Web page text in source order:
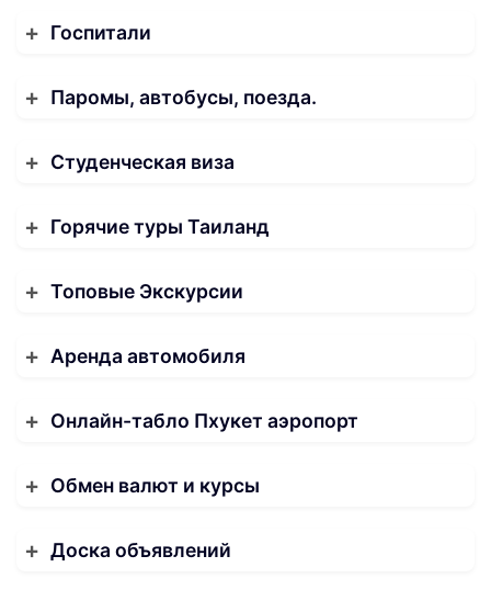
Госпитали
Паромы, автобусы, поезда.
Студенческая виза
Горячие туры Таиланд
Топовые Экскурсии
Аренда автомобиля
Онлайн-табло Пхукет аэропорт
Обмен валют и курсы
Доска объявлений